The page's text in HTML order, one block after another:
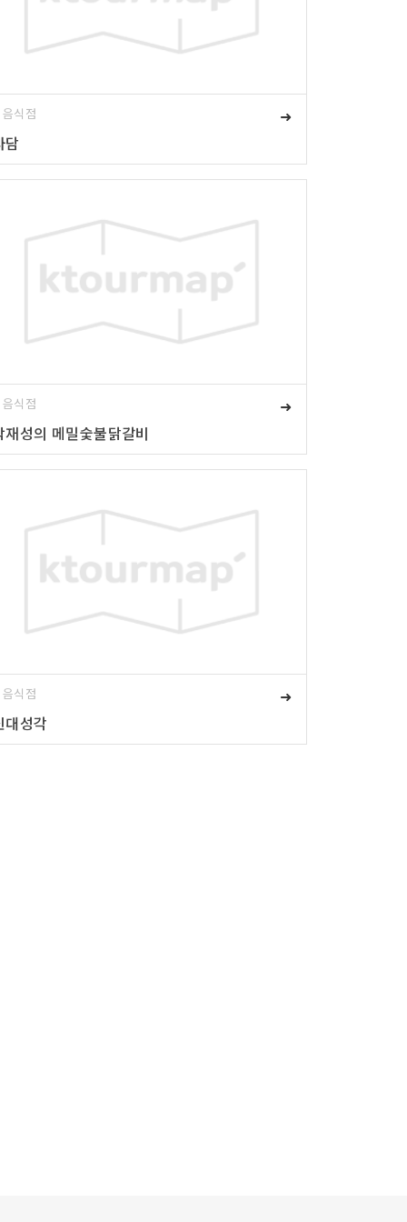
식점
➜
담
식점
➜
재성의 메밀숯불닭갈비
식점
➜
대성각